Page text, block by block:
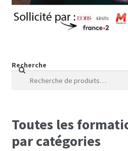
Recherche
Toutes les
par catégories